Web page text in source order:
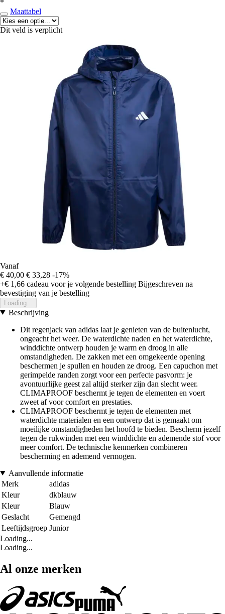
*
Maattabel
Dit veld is verplicht
Vanaf
€ 40,00 € 33,28 -17%
+€ 1,66 cadeau voor je volgende bestelling Bijgeschreven na
bevestiging van je bestelling
Loading...
Beschrijving
Dit regenjack van adidas laat je genieten van de buitenlucht,
ongeacht het weer. De waterdichte naden en het waterdichte,
winddichte ontwerp houden je warm en droog in alle
omstandigheden. De zakken met een omgekeerde opening
beschermen je spullen en houden ze droog. Een capuchon met
gerimpelde randen zorgt voor een perfecte pasvorm: je
avontuurlijke geest zal altijd sterker zijn dan slecht weer.
CLIMAPROOF beschermt je tegen de elementen en voert
zweet af voor comfort en prestaties.
CLIMAPROOF beschermt je tegen de elementen met
waterdichte materialen en een ontwerp dat is gemaakt om
moeilijke omstandigheden het hoofd te bieden. Bescherm jezelf
tegen de rukwinden met een winddichte en ademende stof voor
meer comfort. De technische kenmerken combineren
bescherming en ademend vermogen.
Aanvullende informatie
Merk
adidas
Kleur
dkblauw
Kleur
Blauw
Geslacht
Gemengd
Leeftijdsgroep Junior
Loading...
Loading...
Al onze merken